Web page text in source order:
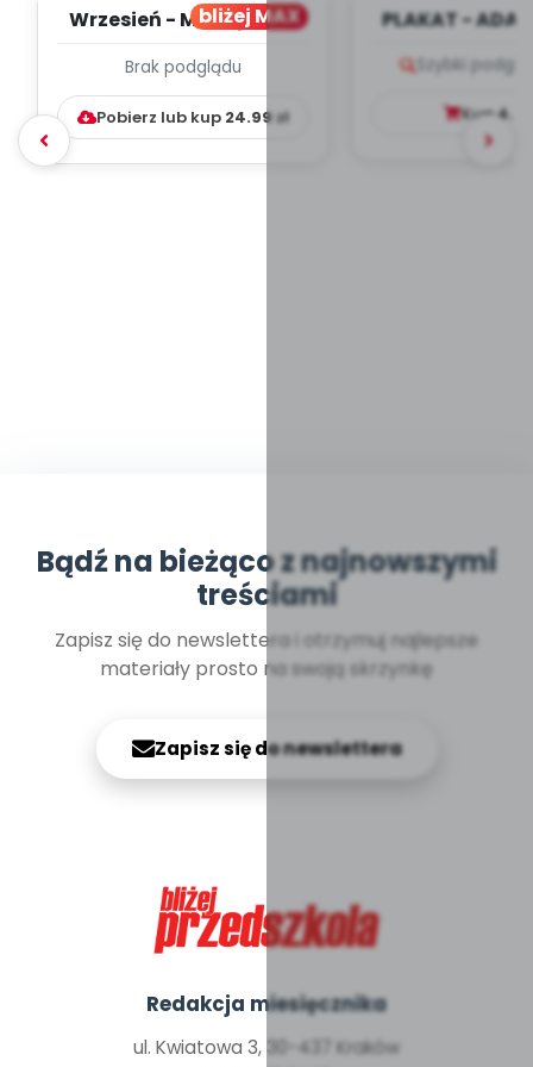
bliżej MAX
Wrzesień - MIESIĘCZNY
WYCHOWAWCZO –
DYDAKTYC...
Brak podglądu
Pobierz lub kup 24.99 zł
PLAKAT -
Szybki
Kup
Bądź na bieżąco z najnowszymi
treściami
Zapisz się do newslettera i otrzymuj najlepsze
materiały prosto na swoją skrzynkę
Zapisz się do newslettera
Redakcja miesięcznika
ul. Kwiatowa 3, 30-437 Kraków